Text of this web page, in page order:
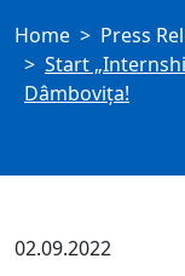
Home
Press
Start
Dâmbovița!
02.09.2022